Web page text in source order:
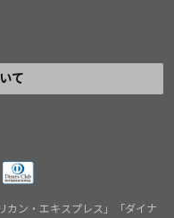
て
カン・エキスプレス」「ダイナ